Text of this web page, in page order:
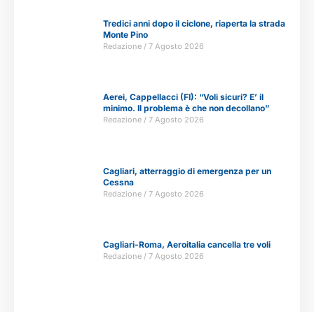
Tredici anni dopo il ciclone, riaperta la strada
Monte Pino
Redazione 7 Agosto 2026
Aerei, Cappellacci (FI): “Voli sicuri? E’ il
minimo. Il problema è che non decollano”
Redazione 7 Agosto 2026
Cagliari, atterraggio di emergenza per un
Cessna
Redazione 7 Agosto 2026
Cagliari-Roma, Aeroitalia cancella tre voli
Redazione 7 Agosto 2026